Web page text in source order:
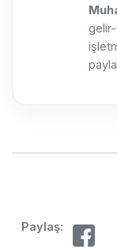
Paylaş: